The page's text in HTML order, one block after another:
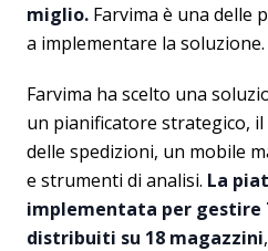
miglio. Farvima è una delle
a implementare la soluzione.
Farvima ha scelto una
un pianificatore strategico,
delle spedizioni, un mobile
e strumenti di analisi. La
implementata per gestire
distribuiti su 18 magazzini